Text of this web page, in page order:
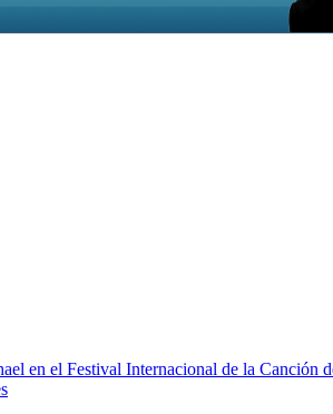
en el Festival Internacional de la Canción